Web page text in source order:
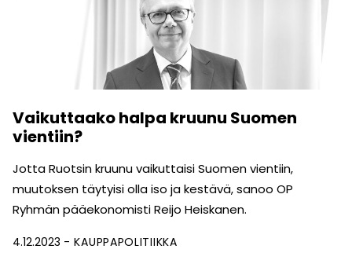
Vaikuttaako halpa kruunu Suomen
vientiin?
Jotta Ruotsin kruunu vaikuttaisi Suomen vientiin,
muutoksen täytyisi olla iso ja kestävä, sanoo OP
Ryhmän pääekonomisti Reijo Heiskanen.
4.12.2023 KAUPPAPOLITIIKKA